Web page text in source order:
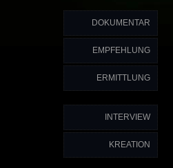
DOKUMENTAR
EMPFEHLUNG
ERMITTLUNG
INTERVIEW
KREATION